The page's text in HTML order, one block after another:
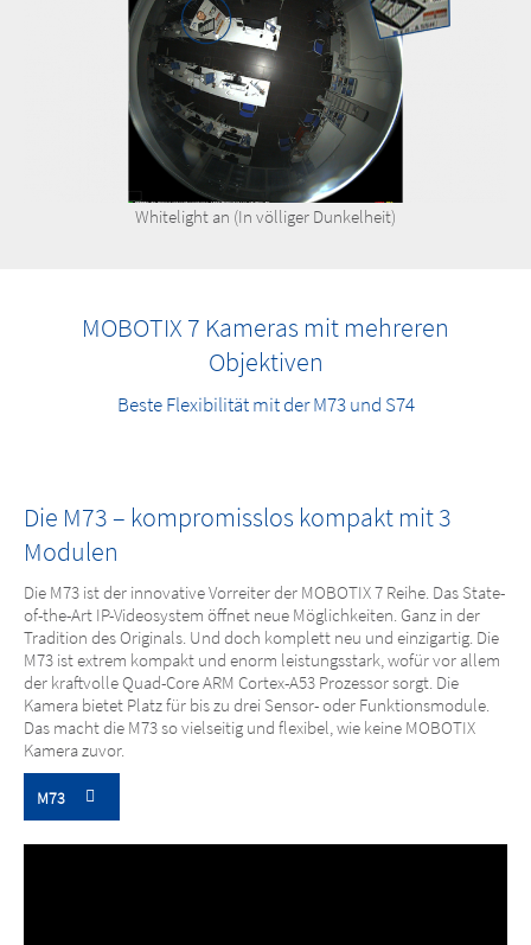
Whitelight an (In völliger Dunkelheit)
MOBOTIX 7 Kameras mit mehreren
Objektiven
Beste Flexibilität mit der M73 und S74
Die M73 – kompromisslos kompakt mit 3
Modulen
Die M73 ist der innovative Vorreiter der MOBOTIX 7 Reihe. Das State-
of-the-Art IP-Videosystem öffnet neue Möglichkeiten. Ganz in der
Tradition des Originals. Und doch komplett neu und einzigartig. Die
M73 ist extrem kompakt und enorm leistungsstark, wofür vor allem
der kraftvolle Quad-Core ARM Cortex-A53 Prozessor sorgt. Die
Kamera bietet Platz für bis zu drei Sensor- oder Funktionsmodule.
Das macht die M73 so vielseitig und flexibel, wie keine MOBOTIX
Kamera zuvor.
M73